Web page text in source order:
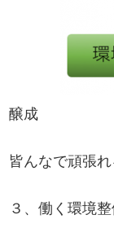
醸成
皆んなで頑張
３、働く環境